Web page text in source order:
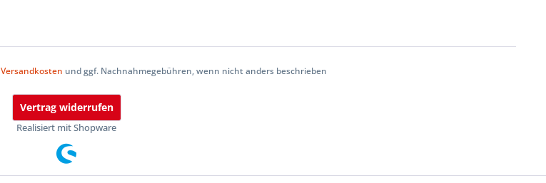
Versandkosten und ggf. Nachnahmegebühren, wenn nicht anders beschrieben
Vertrag widerrufen
Realisiert mit Shopware